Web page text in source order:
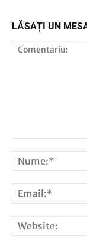
LĂSAȚI UN